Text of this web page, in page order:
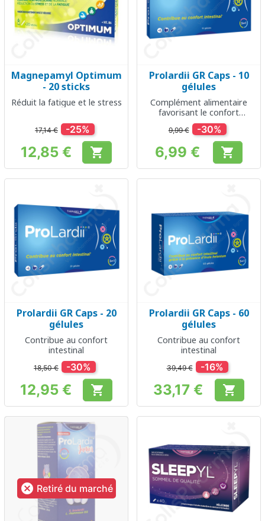
Magnepamyl Optimum
- 20 sticks
Réduit la fatigue et le stress
17,14 € -25%
Prix
12,85 € 
Prolardii GR Caps - 10
gélules
Complément alimentaire
favorisant le confort
intestinal
9,99 € -30%
Prix
6,99 € 
Prolardii GR Caps - 20
gélules
Contribue au confort
intestinal
18,50 € -30%
Prix
12,95 € 
Prolardii GR Caps - 60
gélules
Contribue au confort
intestinal
39,49 € -16%
Prix
33,17 € 
 Retiré du marché